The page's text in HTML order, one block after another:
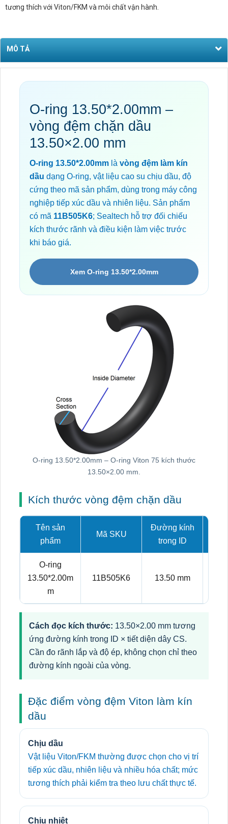
tương thích với Viton/FKM và môi chất vận hành.
MÔ TẢ
O-ring 13.50*2.00mm –
vòng đệm chặn dầu
13.50×2.00 mm
O-ring 13.50*2.00mm là vòng đệm làm kín
dầu dạng O-ring, vật liệu cao su chịu dầu, độ
cứng theo mã sản phẩm, dùng trong máy công
nghiệp tiếp xúc dầu và nhiên liệu. Sản phẩm
có mã 11B505K6; Sealtech hỗ trợ đối chiếu
kích thước rãnh và điều kiện làm việc trước
khi báo giá.
Xem O-ring 13.50*2.00mm
O-ring 13.50*2.00mm – O-ring Viton 75 kích thước
13.50×2.00 mm.
Kích thước vòng đệm chặn dầu
Tên sản
phẩm
Mã SKU
Đường kính
trong ID
O-ring
13.50*2.00m
m
11B505K6 13.50 mm
Cách đọc kích thước: 13.50×2.00 mm tương
ứng đường kính trong ID × tiết diện dây CS.
Cần đo rãnh lắp và độ ép, không chọn chỉ theo
đường kính ngoài của vòng.
Đặc điểm vòng đệm Viton làm kín
dầu
Chịu dầu
Vật liệu Viton/FKM thường được chọn cho vị trí
tiếp xúc dầu, nhiên liệu và nhiều hóa chất; mức
tương thích phải kiểm tra theo lưu chất thực tế.
Chịu nhiệt